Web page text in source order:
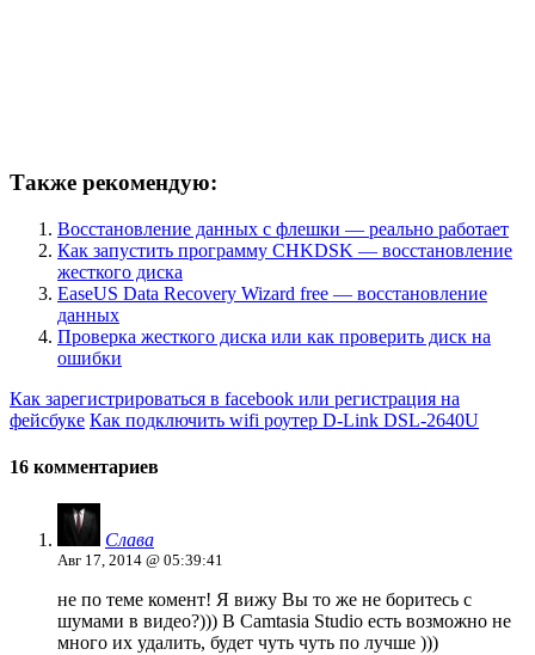
Также рекомендую:
Восстановление данных с флешки — реально работает
Как запустить программу CHKDSK — восстановление
жесткого диска
EaseUS Data Recovery Wizard free — восстановление
данных
Проверка жесткого диска или как проверить диск на
ошибки
Как зарегистрироваться в facebook или регистрация на
фейсбуке Как подключить wifi роутер D-Link DSL-2640U
16 комментариев
Слава
Авг 17, 2014 @ 05:39:41
не по теме комент! Я вижу Вы то же не боритесь с
шумами в видео?))) В Camtasia Studio есть возможно не
много их удалить, будет чуть чуть по лучше )))